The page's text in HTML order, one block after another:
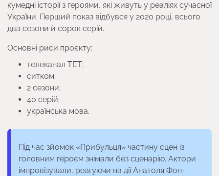
кумедні історії з героями, які живуть у реаліях сучасної
України. Перший показ відбувся у 2020 році, всього
два сезони й сорок серій.
Основні риси проєкту:
телеканал ТЕТ;
ситком;
2 сезони;
40 серій;
українська мова.
Під час зйомок «Прибульця» частину сцен із
головним героєм знімали без сценарію. Актори
імпровізували, реагуючи на дії Анатоля Фон-